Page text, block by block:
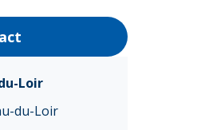
Loir
du-Loir